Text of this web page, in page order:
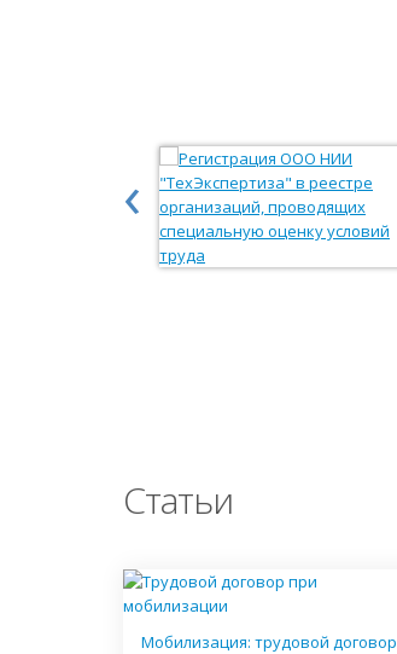
‹
Статьи
Мобилизация: трудовой договор